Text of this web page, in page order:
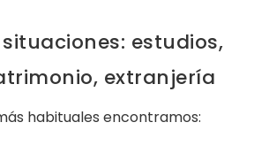
estudios,
extranjería
habituales encontramos: